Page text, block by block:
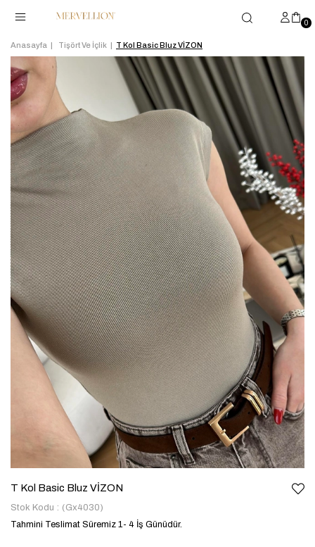
0
Anasayfa Tişört Ve İçlik T Kol Basic Bluz VİZON
T Kol Basic Bluz VİZON
Stok Kodu
(Gx4030)
Tahmini Teslimat Süremiz 1- 4 İş Günüdür.